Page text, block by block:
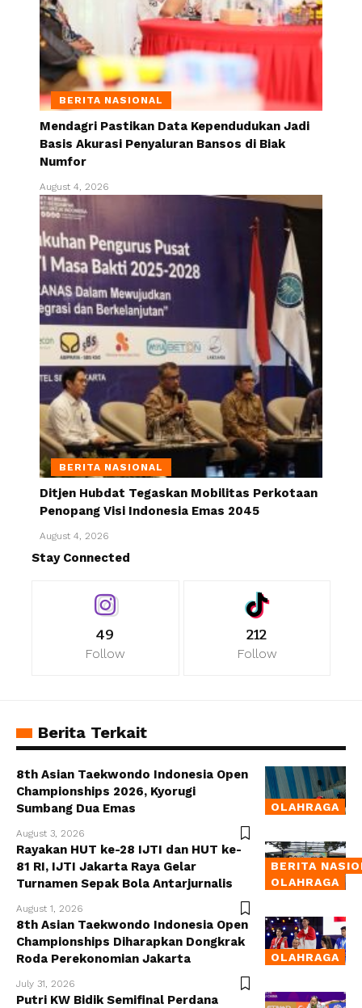
BERITA NASIONAL
Mendagri Pastikan Data Kependudukan Jadi
Basis Akurasi Penyaluran Bansos di Biak
Numfor
August 4, 2026
BERITA NASIONAL
Ditjen Hubdat Tegaskan Mobilitas Perkotaan
Penopang Visi Indonesia Emas 2045
August 4, 2026
Stay Connected
49
Follow
212
Follow
Berita Terkait
OLAHRAGA
8th Asian Taekwondo Indonesia Open
Championships 2026, Kyorugi
Sumbang Dua Emas
August 3, 2026
BERITA
OLAHRAGA
Rayakan HUT ke-28 IJTI dan HUT ke-
81 RI, IJTI Jakarta Raya Gelar
Turnamen Sepak Bola Antarjurnalis
August 1, 2026
OLAHRAGA
8th Asian Taekwondo Indonesia Open
Championships Diharapkan Dongkrak
Roda Perekonomian Jakarta
July 31, 2026
Putri KW Bidik Semifinal Perdana